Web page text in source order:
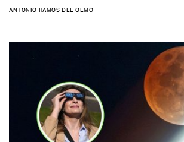
ANTONIO RAMOS DEL OLMO